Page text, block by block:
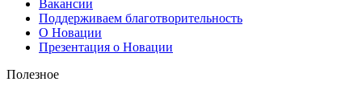
Вакансии
Поддерживаем благотворительность
О Новации
Презентация о Новации
Полезное